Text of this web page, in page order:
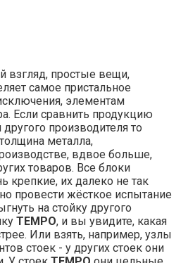
взгляд, простые вещи,
самое пристальное
элементам
Если сравнить продукцию
производителя то
металла,
вдвое больше,
товаров. Все блоки
крепкие, их далеко не так
провести жёсткое испытание
на стойку другого
TEMPO, и вы увидите, какая
Или взять, например, узлы
стоек - у других стоек они